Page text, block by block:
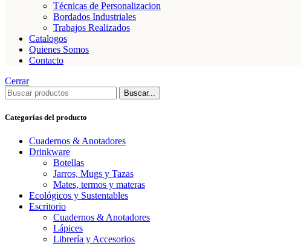
Técnicas de Personalizacion
Bordados Industriales
Trabajos Realizados
Catalogos
Quienes Somos
Contacto
Cerrar
Buscar...
Categorías del producto
Cuadernos & Anotadores
Drinkware
Botellas
Jarros, Mugs y Tazas
Mates, termos y materas
Ecológicos y Sustentables
Escritorio
Cuadernos & Anotadores
Lápices
Librería y Accesorios